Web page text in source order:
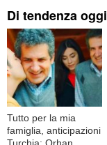
Di tendenza oggi
Tutto per la mia
famiglia, anticipazioni
Turchia: Orhan